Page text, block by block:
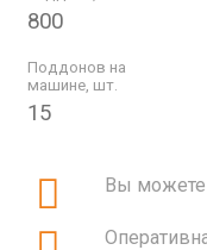
800
Поддонов на
машине, шт.
15
Вы можете